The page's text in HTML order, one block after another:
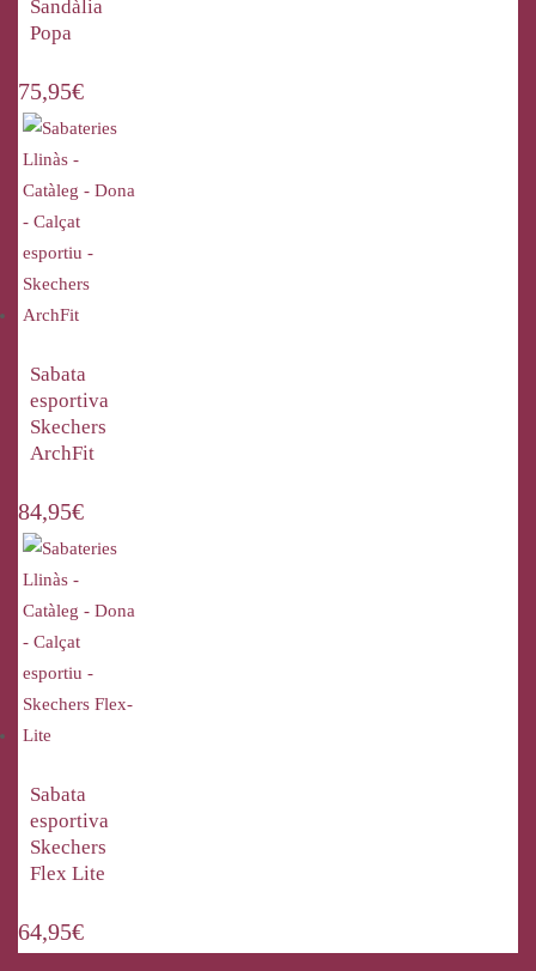
Sandàlia
Popa
75,95€
Sabata
esportiva
Skechers
ArchFit
84,95€
Sabata
esportiva
Skechers
Flex Lite
64,95€